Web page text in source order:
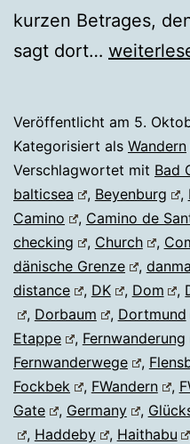
kurzen Betrages,
sagt dort…
Veröffentlicht am 5.
Kategorisiert als Wandern
Verschlagwortet mit Bad
balticsea
, Beyenburg ,
Camino
, Camino de
checking
, Church ,
dänische Grenze
,
distance
, DK , Dom ,
, Dorbaum , Dortmund
Etappe
, Fernwanderung
Fernwanderwege
,
Fockbek
, FWandern ,
Gate
, Germany ,
, Haddeby , Haithabu